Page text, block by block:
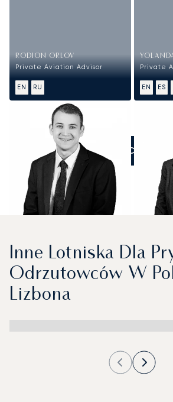
RODION ORLOV
Private Aviation Advisor
EN RU
Private
EN ES
ZADZWOŃCIE DO
Inne Lotniska Dla
Odrzutowców W
Lizbona